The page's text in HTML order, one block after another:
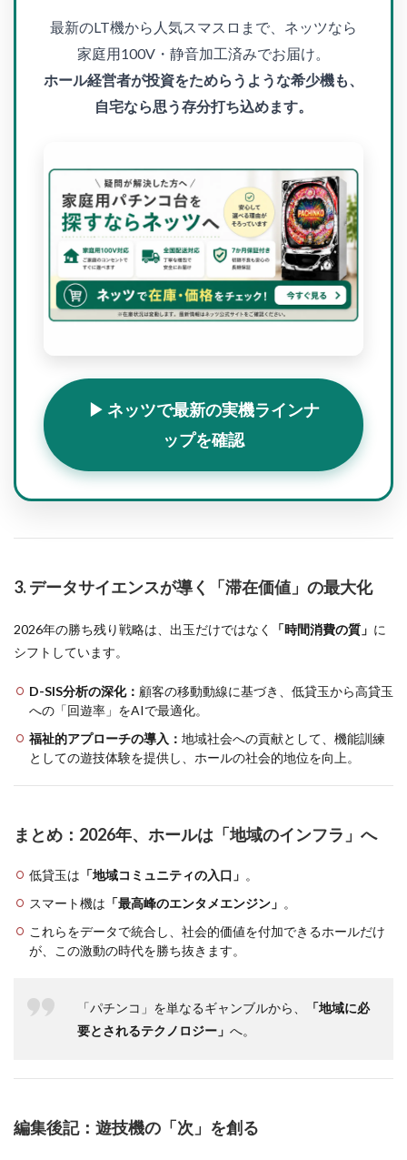
最新のLT機から人気スマスロまで、ネッツなら
家庭用100V・静音加工済みでお届け。
ホール経営者が投資をためらうような希少機も、
自宅なら思う存分打ち込めます。
▶ ネッツで最新の実機ラインナ
ップを確認
3. データサイエンスが導く「滞在価値」の最大化
2026年の勝ち残り戦略は、出玉だけではなく 「時間消費の質」 に
シフトしています。
D-SIS分析の深化： 顧客の移動動線に基づき、低貸玉から高貸玉
への「回遊率」をAIで最適化。
福祉的アプローチの導入： 地域社会への貢献として、機能訓練
としての遊技体験を提供し、ホールの社会的地位を向上。
まとめ：2026年、ホールは「地域のインフラ」へ
低貸玉は 「地域コミュニティの入口」 。
スマート機は 「最高峰のエンタメエンジン」 。
これらをデータで統合し、社会的価値を付加できるホールだけ
が、この激動の時代を勝ち抜きます。
「パチンコ」を単なるギャンブルから、
「地域に必
要とされるテクノロジー」 へ。
編集後記：遊技機の「次」を創る